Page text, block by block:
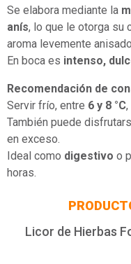
Se elabora mediante la
anís, lo que le otorga su
aroma levemente
En boca es intenso,
Recomendación de
Servir frío, entre 6 y 8 °C
También puede
en exceso.
Ideal como digestivo o
horas.
Licor de Hierbas